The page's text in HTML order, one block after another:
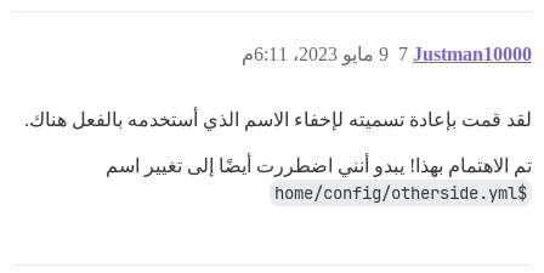
Justman10000 9 مايو 2023، 6:11م 7
لقد قمت بإعادة تسميته لإخفاء الاسم الذي أستخدمه بالفعل هناك.
تم الاهتمام بهذا! يبدو أنني اضطررت أيضًا إلى تغيير اسم
$home/config/otherside.yml